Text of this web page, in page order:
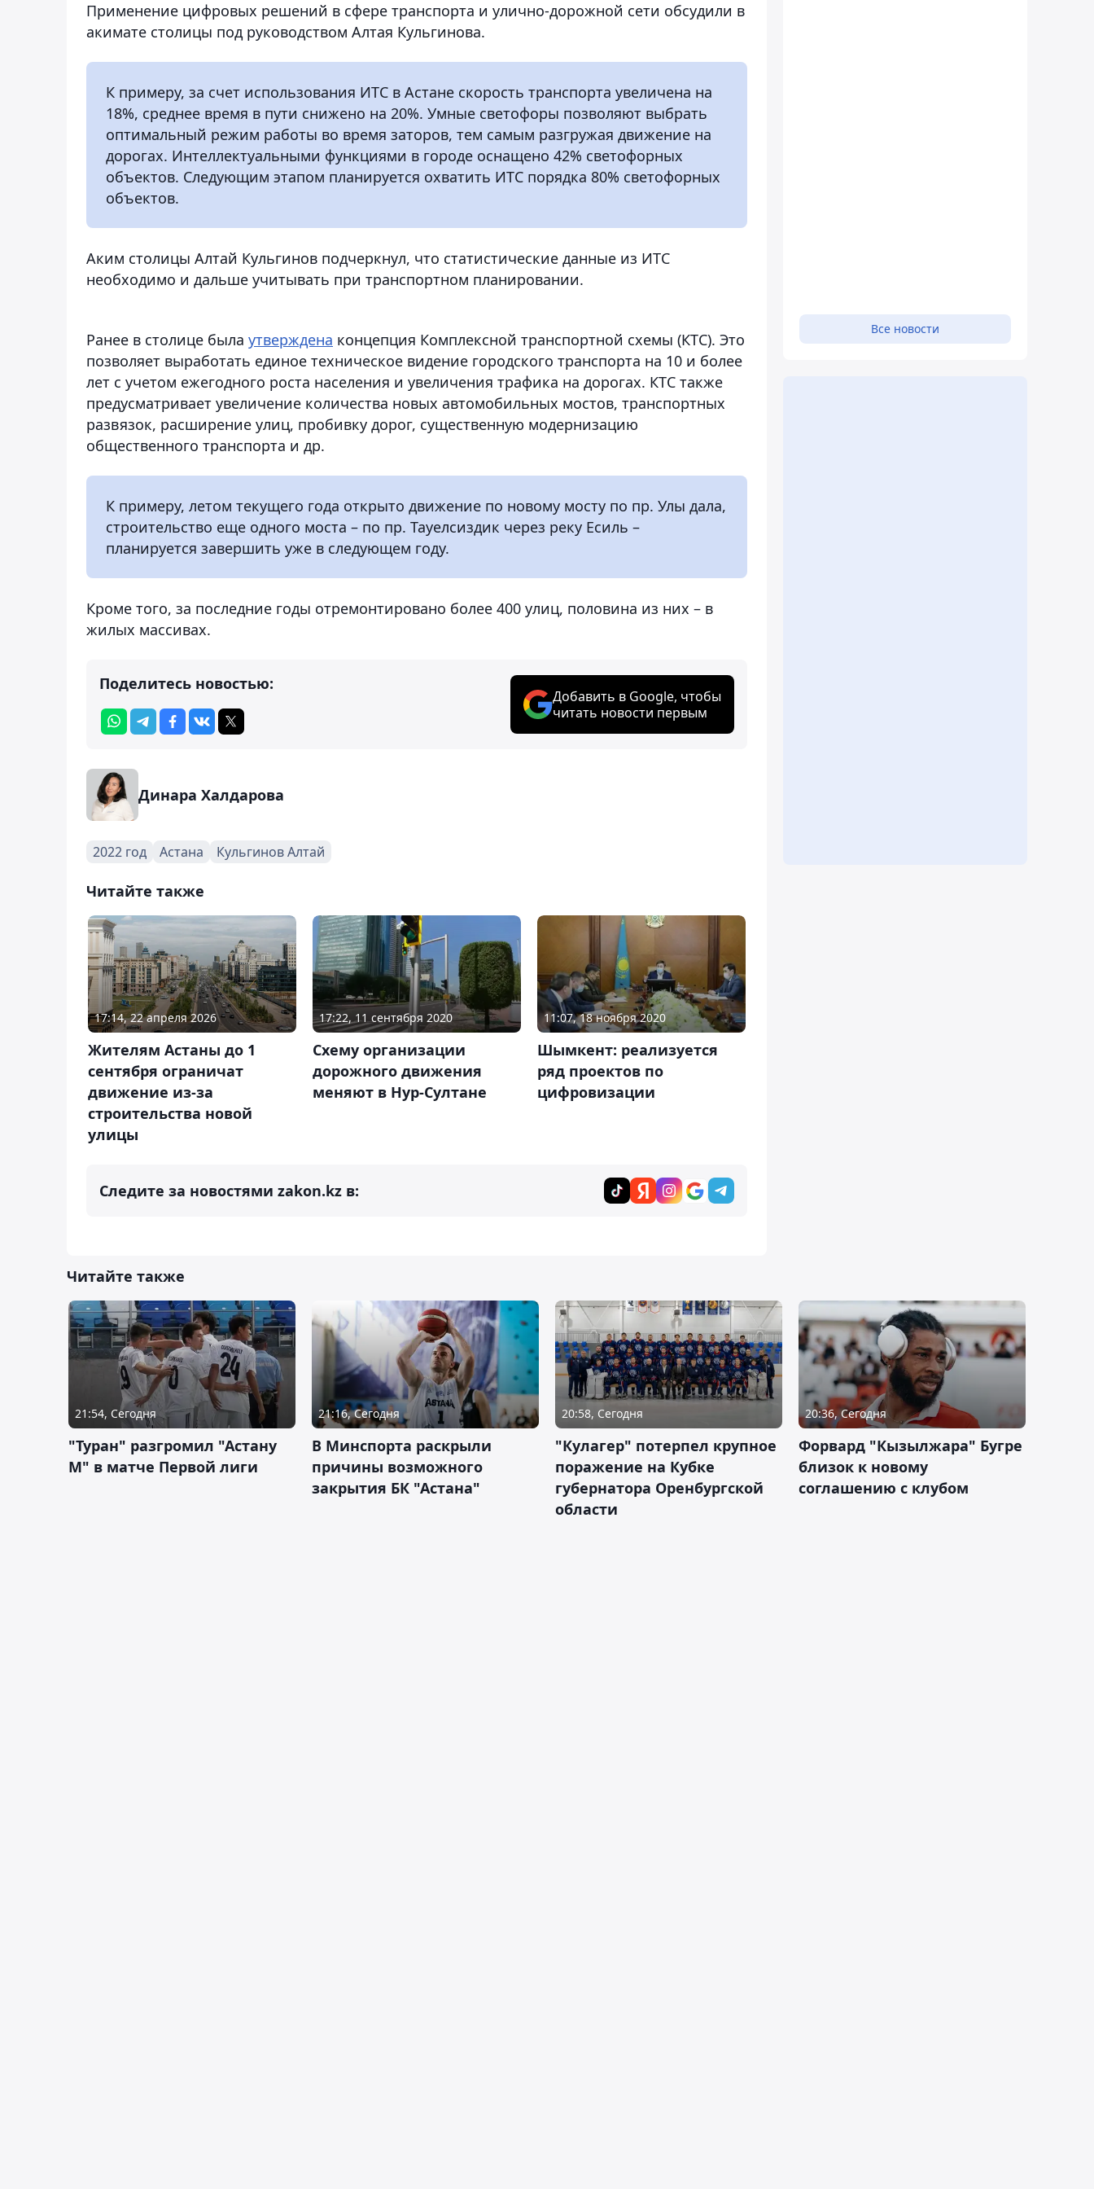
Применение цифровых решений в сфере транспорта и улично-дорожной сети обсудили в
акимате столицы под руководством Алтая Кульгинова.
К примеру, за счет использования ИТС в Астане скорость транспорта увеличена на
18%, среднее время в пути снижено на 20%. Умные светофоры позволяют выбрать
оптимальный режим работы во время заторов, тем самым разгружая движение на
дорогах. Интеллектуальными функциями в городе оснащено 42% светофорных
объектов. Следующим этапом планируется охватить ИТС порядка 80% светофорных
объектов.
Аким столицы Алтай Кульгинов подчеркнул, что статистические данные из ИТС
необходимо и дальше учитывать при транспортном планировании.
Ранее в столице была утверждена концепция Комплексной транспортной схемы (КТС). Это
позволяет выработать единое техническое видение городского транспорта на 10 и более
лет с учетом ежегодного роста населения и увеличения трафика на дорогах. КТС также
предусматривает увеличение количества новых автомобильных мостов, транспортных
развязок, расширение улиц, пробивку дорог, существенную модернизацию
общественного транспорта и др.
К примеру, летом текущего года открыто движение по новому мосту по пр. Улы дала,
строительство еще одного моста – по пр. Тауелсиздик через реку Есиль –
планируется завершить уже в следующем году.
Кроме того, за последние годы отремонтировано более 400 улиц, половина из них – в
жилых массивах.
Поделитесь новостью:
Добавить в Google, чтобы
читать новости первым
Динара Халдарова
2022 год Астана Кульгинов Алтай
Читайте также
17:14, 22 апреля 2026
Жителям Астаны до 1
сентября ограничат
движение из-за
строительства новой
улицы
17:22, 11 сентября 2020
Схему организации
дорожного движения
меняют в Нур-Султане
11:07, 18 ноября 2020
Шымкент: реализуется
ряд проектов по
цифровизации
Следите за новостями zakon.kz в:
Все новости
Читайте также
21:54, Сегодня
"Туран" разгромил "Астану
М" в матче Первой лиги
21:16, Сегодня
В Минспорта раскрыли
причины возможного
закрытия БК "Астана"
20:58, Сегодня
"Кулагер" потерпел крупное
поражение на Кубке
губернатора Оренбургской
области
20:36, Сегодня
Форвард "Кызылжара" Бугре
близок к новому
соглашению с клубом